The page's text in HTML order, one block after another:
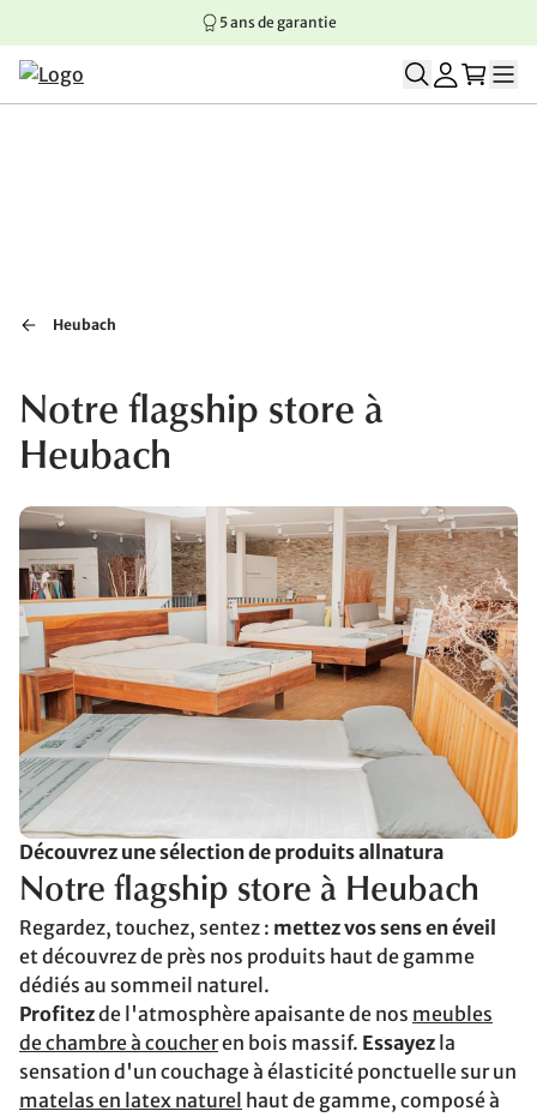
Aller au contenu principal
Aller à la navigation principale
Aller au pied de page
5 ans de garantie
Heubach
Notre flagship store à
Heubach
Découvrez une sélection de produits allnatura
Notre flagship store à Heubach
Regardez, touchez, sentez : mettez vos sens en éveil
et découvrez de près nos produits haut de gamme
dédiés au sommeil naturel.
Profitezde l'atmosphère apaisante de nos meubles
de chambre à coucheren bois massif. Essayez la
sensation d'un couchage à élasticité ponctuelle sur un
matelas en latex naturel haut de gamme, composé à